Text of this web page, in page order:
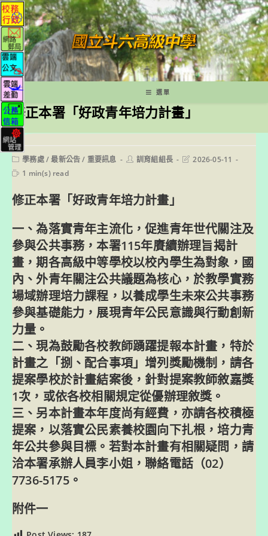
跳
轉
至
主
要
內
容
選單
修正本署「好政青年培力計畫」
Post
category:
學務處/ 最新公告 / 重要訊息
Post訓育組組長
Post2026-05-11
Reading
1 min(s) read
修正本署「好政青年培力計畫」
一、為落實青年主流化，促進青年世代關注及
參與公共事務，本署115年賡續辦理旨揭計
畫，期各高級中等學校以校內學生為對象，國
內、外青年關注公共議題為核心，於教學實務
場域辦理培力課程，以養成學生未來公共事務
參與基礎能力，展現青年公民意識與行動創新
力量。
二、現為鼓勵各校教師踴躍提報本計畫，特於
計畫之「捌、配合事項」增列獎勵機制，請各
提案學校於計畫結案後，針對提案教師敘嘉獎
1次，或依各校相關規定從優辦理敘獎。
三、另本計畫本年度尚有經費，亦請各校積極
提案，以落實公民素養校園向下扎根，培力青
年公共參與目標。若對本計畫有相關疑問，請
洽本署承辦人員李小姐，聯絡電話（02）
7736-5175。
附件一